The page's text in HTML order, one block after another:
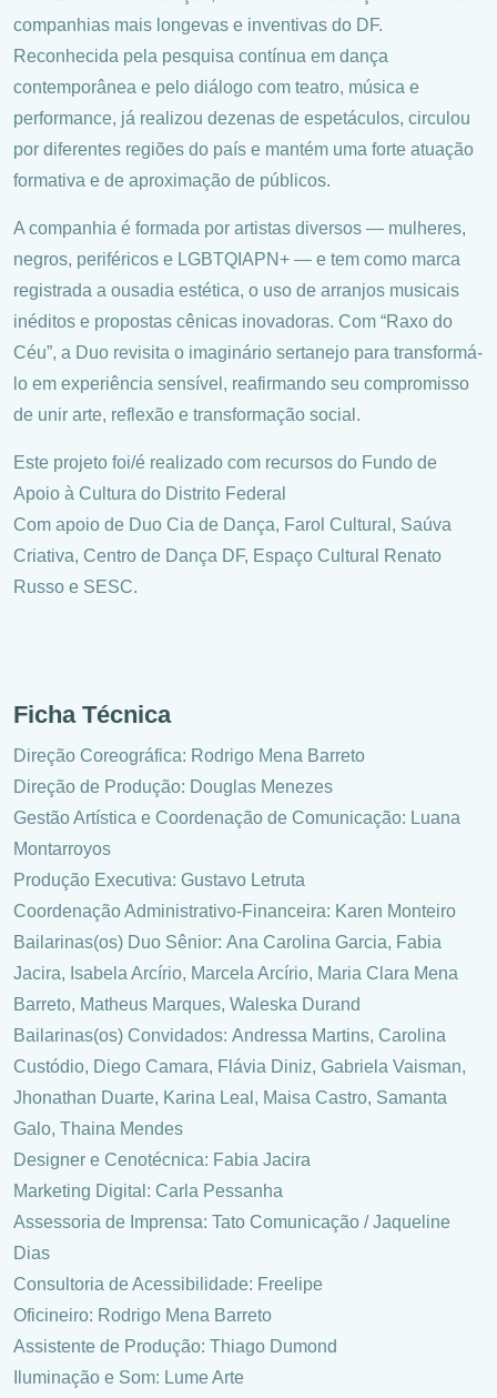
companhias mais longevas e inventivas do DF.
Reconhecida pela pesquisa contínua em dança
contemporânea e pelo diálogo com teatro, música e
performance, já realizou dezenas de espetáculos, circulou
por diferentes regiões do país e mantém uma forte atuação
formativa e de aproximação de públicos.
A companhia é formada por artistas diversos — mulheres,
negros, periféricos e LGBTQIAPN+ — e tem como marca
registrada a ousadia estética, o uso de arranjos musicais
inéditos e propostas cênicas inovadoras. Com “Raxo do
Céu”, a Duo revisita o imaginário sertanejo para transformá-
lo em experiência sensível, reafirmando seu compromisso
de unir arte, reflexão e transformação social.
Este projeto foi/é realizado com recursos do Fundo de
Apoio à Cultura do Distrito Federal
Com apoio de Duo Cia de Dança, Farol Cultural, Saúva
Criativa, Centro de Dança DF, Espaço Cultural Renato
Russo e SESC.
Ficha Técnica
Direção Coreográfica: Rodrigo Mena Barreto
Direção de Produção: Douglas Menezes
Gestão Artística e Coordenação de Comunicação: Luana
Montarroyos
Produção Executiva: Gustavo Letruta
Coordenação Administrativo-Financeira: Karen Monteiro
Bailarinas(os) Duo Sênior: Ana Carolina Garcia, Fabia
Jacira, Isabela Arcírio, Marcela Arcírio, Maria Clara Mena
Barreto, Matheus Marques, Waleska Durand
Bailarinas(os) Convidados: Andressa Martins, Carolina
Custódio, Diego Camara, Flávia Diniz, Gabriela Vaisman,
Jhonathan Duarte, Karina Leal, Maisa Castro, Samanta
Galo, Thaina Mendes
Designer e Cenotécnica: Fabia Jacira
Marketing Digital: Carla Pessanha
Assessoria de Imprensa: Tato Comunicação / Jaqueline
Dias
Consultoria de Acessibilidade: Freelipe
Oficineiro: Rodrigo Mena Barreto
Assistente de Produção: Thiago Dumond
Iluminação e Som: Lume Arte